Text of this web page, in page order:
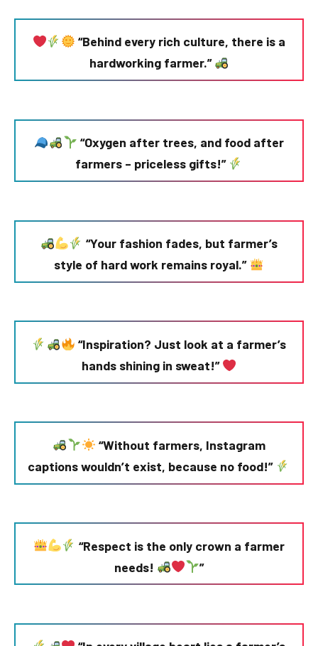
“Behind every rich culture, there is a
hardworking farmer.”
“Oxygen after trees, and food after
farmers – priceless gifts!”
“Your fashion fades, but farmer’s
style of hard work remains royal.”
“Inspiration? Just look at a farmer’s
hands shining in sweat!”
“Without farmers, Instagram
captions wouldn’t exist, because no food!”
“Respect is the only crown a farmer
needs!
”